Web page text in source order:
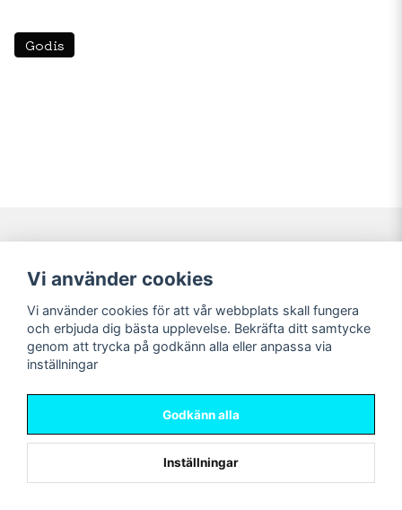
Godis
Navigering
Nyheter!
Förbeställning
Mitt konto
Logga in
Registrera dig
Glömt lösenord?
Sociala medier
Vi använder cookies
Vi använder cookies för att vår webbplats skall fungera
och erbjuda dig bästa upplevelse. Bekräfta ditt samtycke
genom att trycka på godkänn alla eller anpassa via
inställningar
Godkänn alla
Inställningar